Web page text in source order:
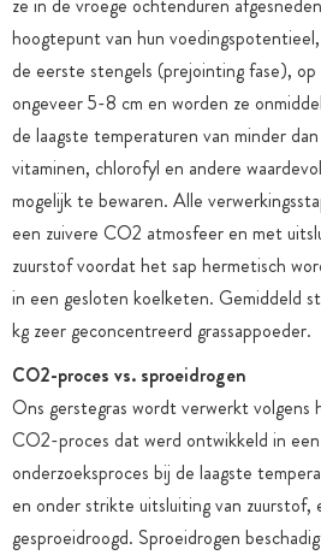
hoogtepunt van hun
de eerste stengels (prejointing fase),
ongeveer 5-8 cm en worden ze
de laagste temperaturen van minder
vitaminen, chlorofyl en andere
mogelijk te bewaren. Alle
een zuivere CO2 atmosfeer en met
zuurstof voordat het sap hermetisch
in een gesloten koelketen. Gemiddeld
kg zeer geconcentreerd grassappoeder.
CO2-proces vs. sproeidrogen
Ons gerstegras wordt verwerkt volgens
CO2-proces dat werd ontwikkeld in
onderzoeksproces bij de laagste
en onder strikte uitsluiting van
gesproeidroogd. Sproeidrogen